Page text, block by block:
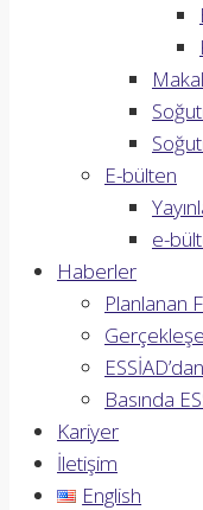
E-bülten
e-
Haberler
Planlanan
Basında
Kariyer
İletişim
English